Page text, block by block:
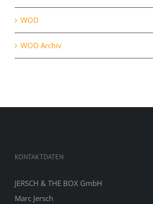
WOD
WOD Archiv
KONTAKTDATEN
JERSCH & THE BOX GmbH
Marc Jersch